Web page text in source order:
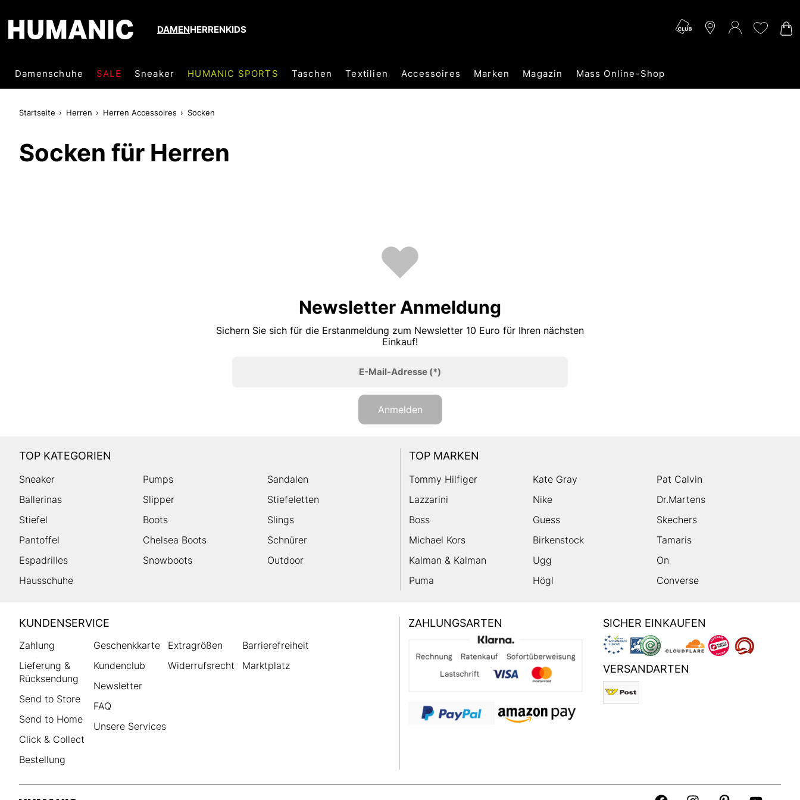
DAMENHERRENKIDS
Damenschuhe SALE Sneaker HUMANIC SPORTS Taschen Textilien Accessoires Marken Magazin Mass Online-Shop
Startseite Herren Herren Accessoires Socken
Socken für Herren
Newsletter Anmeldung
Sichern Sie sich für die Erstanmeldung zum Newsletter 10 Euro für Ihren nächsten
Einkauf!
E-Mail-Adresse(*)
Anmelden
TOP KATEGORIEN
Sneaker Pumps
Sandalen
Ballerinas
Slipper
Stiefeletten
Stiefel
Boots
Slings
Pantoffel
Chelsea Boots
Schnürer
Espadrilles
Snowboots
Outdoor
Hausschuhe
TOP MARKEN
Tommy Hilfiger Kate Gray
Pat Calvin
Lazzarini
Nike
Dr.Martens
Boss
Guess
Skechers
Michael Kors
Birkenstock
Tamaris
Kalman & Kalman
Ugg
On
Puma
Högl Converse
HUMANIC
Footer
KUNDENSERVICE
Zahlung
Lieferung &
Rücksendung
Send to Store
Send to Home
Click & Collect
Bestellung
Geschenkkarte
Kundenclub
Newsletter
FAQ
Unsere Services
Extragrößen
Widerrufsrecht
Barrierefreiheit
Marktplatz
ZAHLUNGSARTEN SICHER EINKAUFEN
VERSANDARTEN